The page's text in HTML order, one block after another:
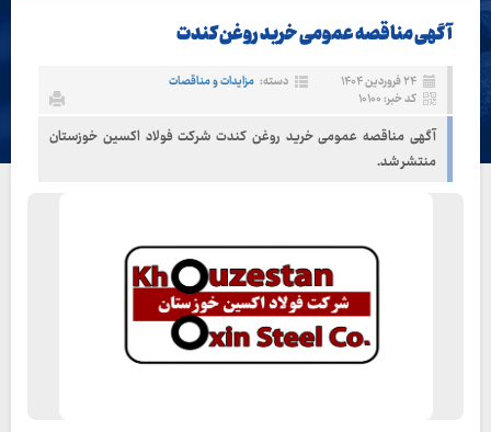
آگهی مناقصه عمومی خرید روغن کندت
۲۴ فروردین ۱۴۰۴ دسته: مزایدات و مناقصات
کد خبر: ۱۰۱۰۰
آگهی مناقصه عمومی خرید روغن کندت شرکت فولاد اکسین خوزستان
منتشر شد.